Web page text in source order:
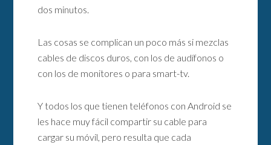
dos minutos.
Las cosas se complican un poco más si mezclas
cables de discos duros, con los de audífonos o
con los de monitores o para smart-tv.
Y todos los que tienen teléfonos con Android se
les hace muy fácil compartir su cable para
cargar su móvil, pero resulta que cada